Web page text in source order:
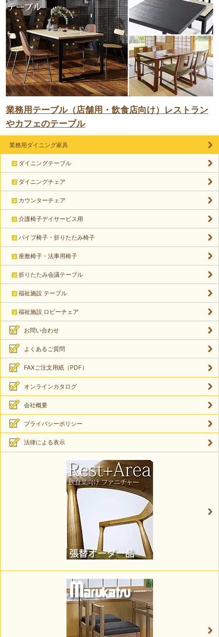
業務用テーブル（店舗用・飲食店向け）レストラン
やカフェのテーブル
業務用ダイニング家具
ダイニングテーブル
ダイニングチェア
カウンターチェア
介護椅子デイサービス用
パイプ椅子・折りたたみ椅子
座敷椅子・法事用椅子
折りたたみ会議テーブル
福祉施設 テーブル
福祉施設 ロビーチェア
お問い合わせ
よくあるご質問
FAXご注文用紙（PDF）
オンラインカタログ
会社概要
プライバシーポリシー
法律による表示